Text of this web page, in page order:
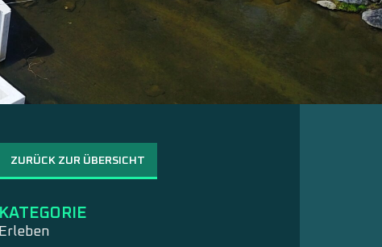
ZURÜCK ZUR ÜBERSICHT
KATEGORIE
Erleben